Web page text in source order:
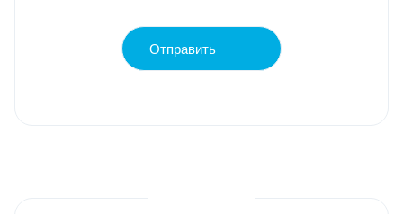
Отправить